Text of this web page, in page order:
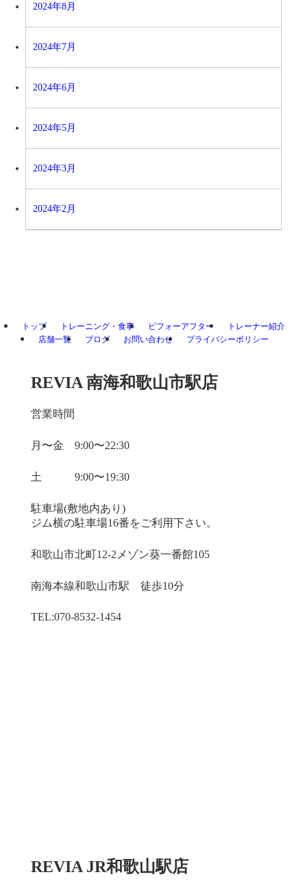
2024年8月
2024年7月
2024年6月
2024年5月
2024年3月
2024年2月
トップ トレーニング・食事 ビフォーアフター
トレーナー紹介
店舗一覧
ブログ お問い合わせ プライバシーポリシー
REVIA 南海和歌山市駅店
営業時間
月〜金 9:00〜22:30
土 9:00〜19:30
駐車場(敷地内あり)
ジム横の駐車場16番をご利用下さい。
和歌山市北町12-2メゾン葵一番館105
南海本線​和歌山市駅 徒歩10分
TEL:070-8532-1454
REVIA JR和歌山駅店